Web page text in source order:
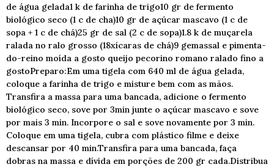
de água gelada1 k de farinha de trigo10 gr de fermento
biológico seco (1 c de cha)10 gr de açúcar mascavo (1 c de
sopa + 1 c de chá)25 gr de sal (2 c de sopa)1.8 k de muçarela
ralada no ralo grosso (18xícaras de chá)9 gemassal e pimenta-
do-reino moída a gosto queijo pecorino romano ralado fino a
gostoPreparo:Em uma tigela com 640 ml de água gelada,
coloque a farinha de trigo e misture bem com as mãos.
Transfira a massa para uma bancada, adicione o fermento
biológico seco, sove por 3min junte o açúcar mascavo e sove
por mais 3 min. Incorpore o sal e sove novamente por 3 min.
Coloque em uma tigela, cubra com plástico filme e deixe
descansar por 40 min.Transfira para uma bancada, faça
dobras na massa e dívida em porções de 200 gr cada.Distribua